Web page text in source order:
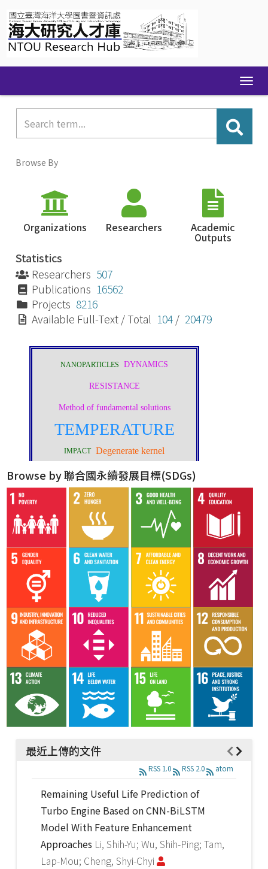
navigation
Browse By
Organizations Researchers Academic
Outputs
Statistics
Researchers 507
Publications 16562
Projects 8216
Available Full-Text / Total 104 / 20479
Browse by 聯合國永續發展目標(SDGs)
最近上傳的文件
RSS 1.0 RSS 2.0 atom
Remaining Useful Life Prediction of
Turbo Engine Based on CNN-BiLSTM
Model With Feature Enhancement
Approaches Li, Shih-Yu; Wu, Shih-Ping; Tam,
Lap-Mou; Cheng, Shyi-Chyi